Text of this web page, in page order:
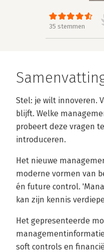
35 stemmen
Stel: je wilt innoveren.
blijft. Welke
probeert deze vragen
introduceren.
Het nieuwe
moderne vormen van
én future control.
kan zijn kennis
Het gepresenteerde
soft controls en